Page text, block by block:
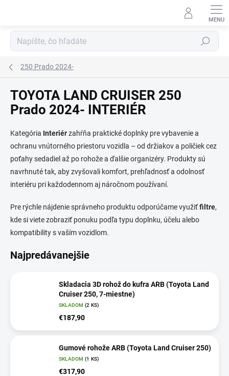
Hľadať
250 Prado 2024-
TOYOTA LAND CRUISER 250
Prado 2024- INTERIÉR
Kategória Interiérzahŕňa praktické doplnky pre vybavenie a
ochranu vnútorného priestoru vozidla – od držiakov a poličiek cez
poťahy sedadiel až po rohože a ďalšie organizéry. Produkty sú
navrhnuté tak, aby zvyšovali komfort, prehľadnosť a odolnosť
interiéru pri každodennom aj náročnom používaní.
Pre rýchle nájdenie správneho produktu odporúčame využiťfiltre,
kde si viete zobraziť ponuku podľa typu doplnku, účelu alebo
kompatibility s vaším vozidlom.
Najpredávanejšie
Skladacia 3D rohož do kufra ARB (Toyota Land
Cruiser 250, 7-miestne)
SKLADOM (2 KS)
€187,90
Gumové rohože ARB (Toyota Land Cruiser 250)
SKLADOM (1 KS)
€317,90